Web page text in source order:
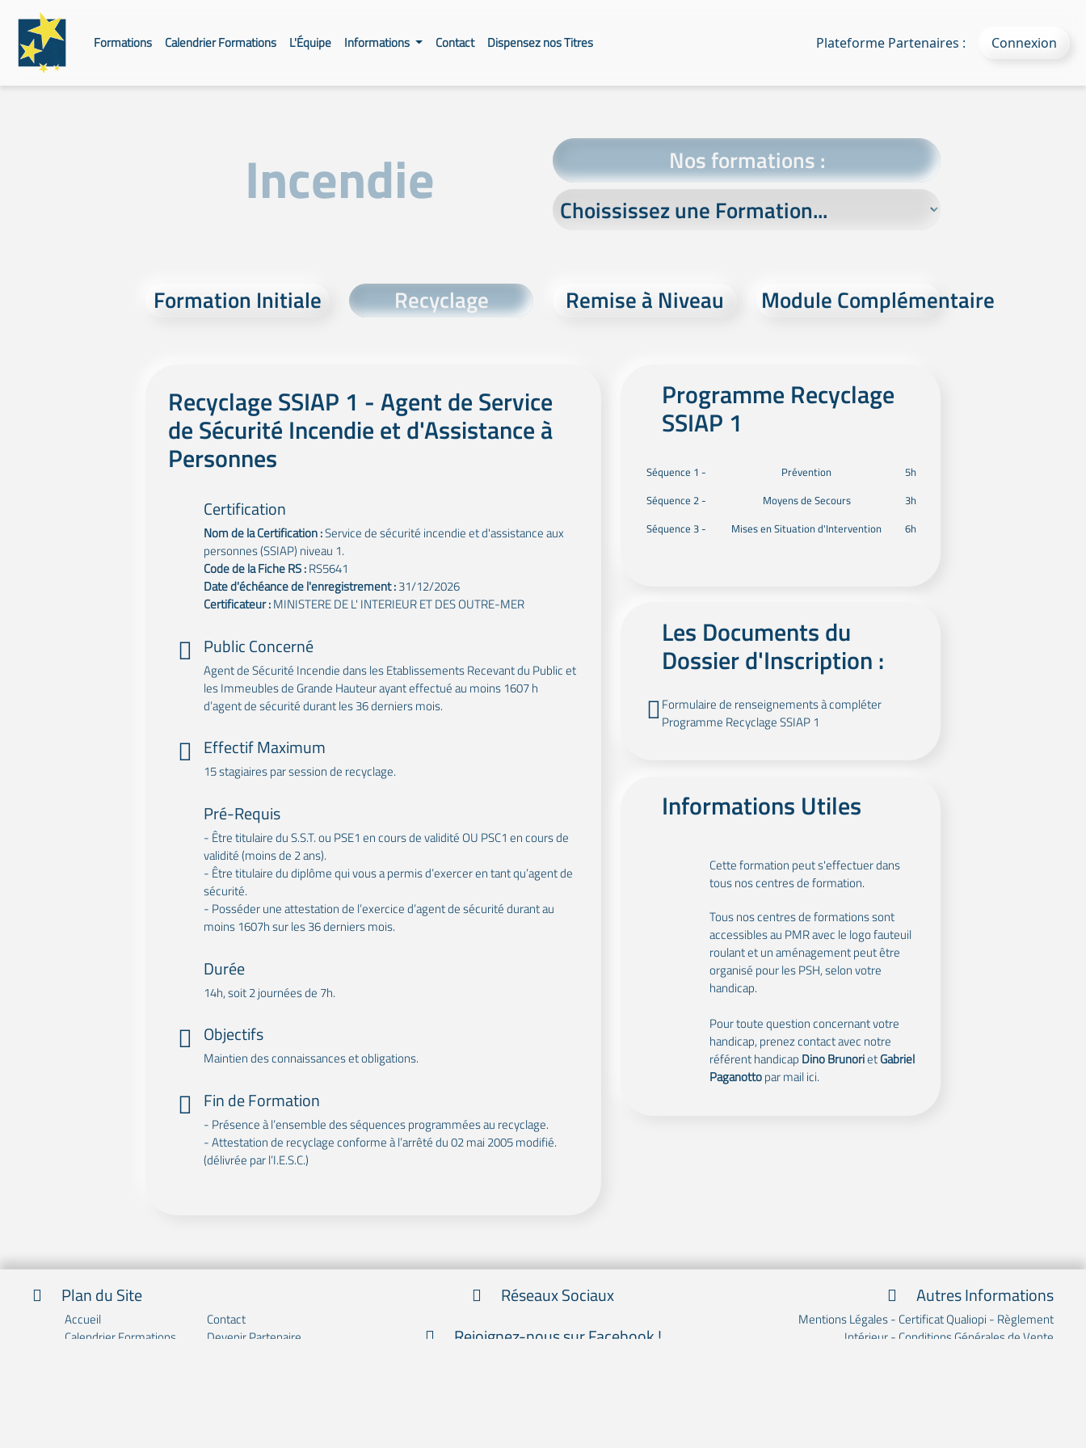
Formations Calendrier Formations L'Équipe Informations Contact Dispensez nos Titres Plateforme Partenaires : Connexion
Incendie Nos formations :
Formation Initiale Recyclage Remise à Niveau Module Complémentaire
Recyclage SSIAP 1 - Agent de Service
de Sécurité Incendie et d'Assistance à
Personnes
Certification
Nom de la Certification :Service de sécurité incendie et d'assistance aux
personnes (SSIAP) niveau 1.
Code de la Fiche RS :RS5641
Date d'échéance de l'enregistrement :31/12/2026
Certificateur :MINISTERE DE L' INTERIEUR ET DES OUTRE-MER
Public Concerné
Agent de Sécurité Incendie dans les Etablissements Recevant du Public et
les Immeubles de Grande Hauteur ayant effectué au moins 1607 h
d’agent de sécurité durant les 36 derniers mois.
Effectif Maximum
15 stagiaires par session de recyclage.
Pré-Requis
- Être titulaire du S.S.T. ou PSE1 en cours de validité OU PSC1 en cours de
validité (moins de 2 ans).
- Être titulaire du diplôme qui vous a permis d’exercer en tant qu’agent de
sécurité.
- Posséder une attestation de l’exercice d’agent de sécurité durant au
moins 1607h sur les 36 derniers mois.
Durée
14h, soit 2 journées de 7h.
Objectifs
Maintien des connaissances et obligations.
Fin de Formation
- Présence à l’ensemble des séquences programmées au recyclage.
- Attestation de recyclage conforme à l’arrêté du 02 mai 2005 modifié.
(délivrée par l’I.E.S.C.)
Programme Recyclage
SSIAP 1
Séquence 1 - Prévention
5h
Séquence 2 -
Moyens de Secours
3h
Séquence 3 -
Mises en Situation d'Intervention 6h
Les Documents du
Dossier d'Inscription :
Formulaire de renseignements à compléter
Programme Recyclage SSIAP 1
Informations Utiles
Cette formation peut s'effectuer dans
tous nos centres de formation.
Tous nos centres de formations sont
accessibles au PMR avec le logo fauteuil
roulant et un aménagement peut être
organisé pour les PSH, selon votre
handicap.
Pour toute question concernant votre
handicap, prenez contact avec notre
référent handicap Dino BrunorietGabriel
Paganottopar mail ici.
Plan du Site
Accueil
Calendrier Formations
Contact
Devenir Partenaire
Réseaux Sociaux
Rejoignez-nous sur Facebook !
Autres Informations
Mentions Légales- Certificat Qualiopi - Règlement
Intérieur- Conditions Générales de Vente